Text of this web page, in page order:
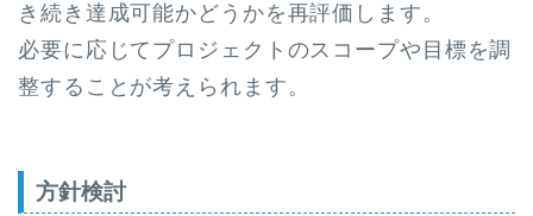
き続き達成可能かどうかを再評価します。
必要に応じてプロジェクトのスコープや目標を調
整することが考えられます。
方針検討